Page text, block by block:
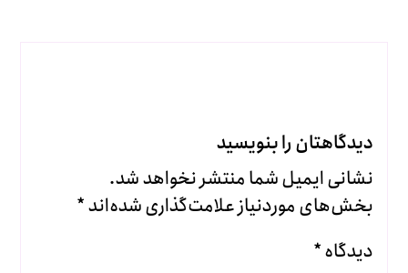
دیدگاهتان را بنویسید
نشانی ایمیل شما منتشر نخواهد شد.
بخش‌های موردنیاز علامت‌گذاری شده‌اند*
دیدگاه*